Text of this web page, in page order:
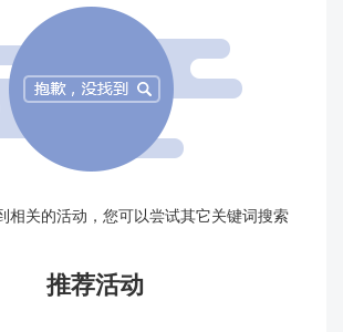
相关的活动，您可以尝试其它关键词搜索
推荐活动